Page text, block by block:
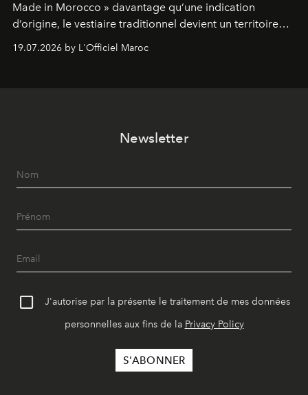
Made in Morocco » davantage qu’une indication
d’origine, le vestiaire traditionnel devient un territoire
d’expérimentation. Avec Néo Beldi, Diamantine en
révise les proportions et les usages pour l’inscrire dans
19.07.2026 by L'Officiel Maroc
Newsletter
J'autorise par la présente le traitement de mes données
personnelles aux fins de la Privacy Policy